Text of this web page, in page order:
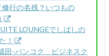
行の名残？いつもの
LOUNGEでしばしの
！
-バンコク ビジネスク